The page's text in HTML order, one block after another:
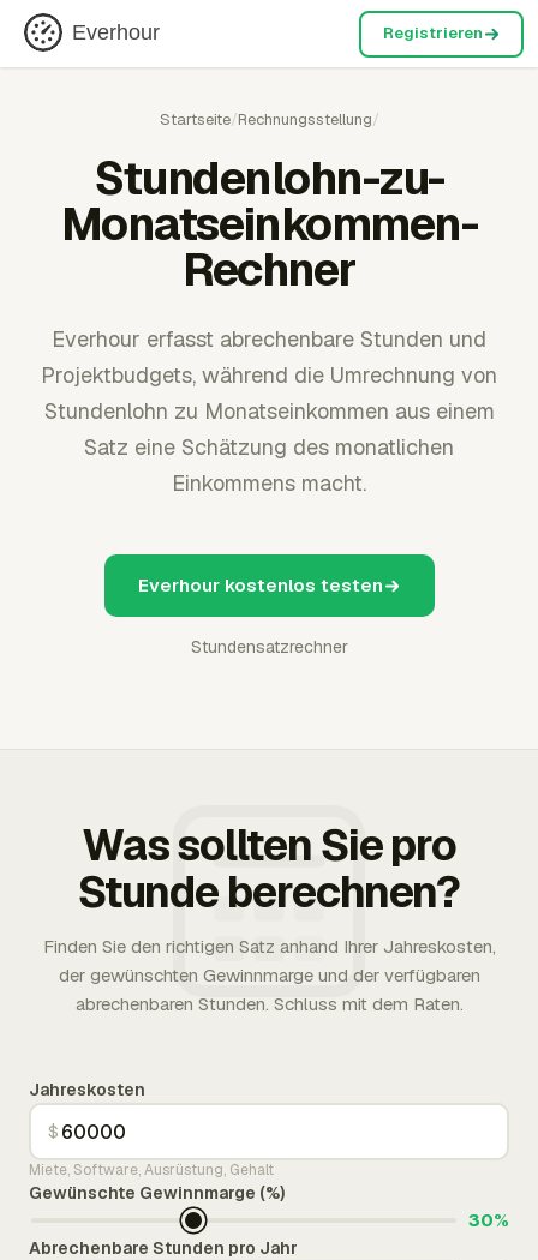
Everhour Registrieren
Startseite/Rechnungsstellung/
Stundenlohn-zu-
Monatseinkommen-
Rechner
Everhour erfasst abrechenbare Stunden und
Projektbudgets, während die Umrechnung von
Stundenlohn zu Monatseinkommen aus einem
Satz eine Schätzung des monatlichen
Einkommens macht.
Everhour kostenlos testen
Stundensatzrechner
Was sollten Sie pro
Stunde berechnen?
Finden Sie den richtigen Satz anhand Ihrer Jahreskosten,
der gewünschten Gewinnmarge und der verfügbaren
abrechenbaren Stunden. Schluss mit dem Raten.
Jahreskosten
$
Miete, Software, Ausrüstung, Gehalt
Gewünschte Gewinnmarge (%)
30%
Abrechenbare Stunden pro Jahr